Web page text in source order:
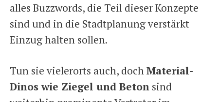
alles Buzzwords, die Teil dieser Konzepte
sind und in die Stadtplanung verstärkt
Einzug halten sollen.
Tun sie vielerorts auch, dochMaterial-
Dinos wie Ziegel und Beton sind